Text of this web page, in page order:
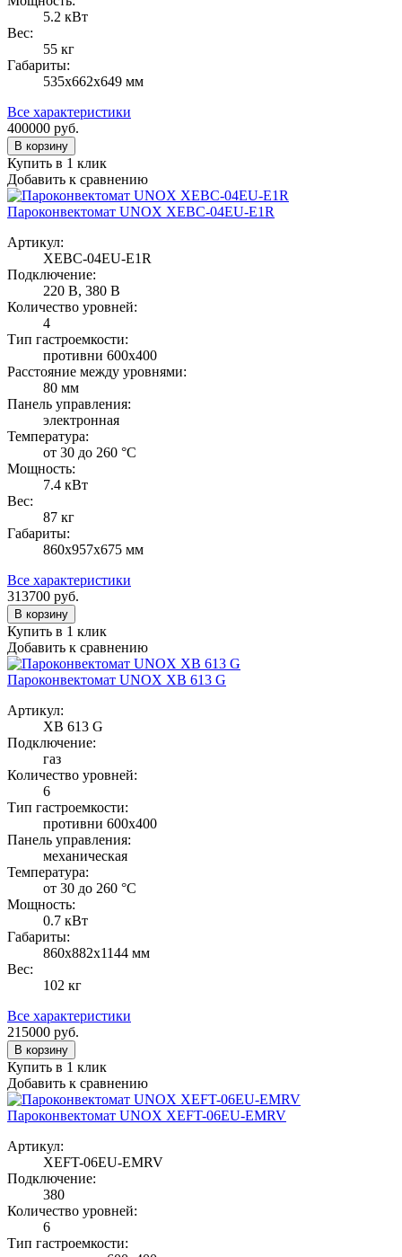
5.2 кВт
Вес:
55 кг
Габариты:
535х662х649 мм
Все характеристики
400000 руб.
В корзину
Купить в 1 клик
Добавить к сравнению
Пароконвектомат UNOX XEBC-04EU-E1R
Артикул:
XEBC-04EU-E1R
Подключение:
220 В, 380 В
Количество уровней:
4
Тип гастроемкости:
противни 600х400
Расстояние между уровнями:
80 мм
Панель управления:
электронная
Температура:
от 30 до 260 °С
Мощность:
7.4 кВт
Вес:
87 кг
Габариты:
860х957х675 мм
Все характеристики
313700 руб.
В корзину
Купить в 1 клик
Добавить к сравнению
Пароконвектомат UNOX XB 613 G
Артикул:
XB 613 G
Подключение:
газ
Количество уровней:
6
Тип гастроемкости:
противни 600х400
Панель управления:
механическая
Температура:
от 30 до 260 °С
Мощность:
0.7 кВт
Габариты:
860х882х1144 мм
Вес:
102 кг
Все характеристики
215000 руб.
В корзину
Купить в 1 клик
Добавить к сравнению
Пароконвектомат UNOX XEFT-06EU-EMRV
Артикул:
XEFT-06EU-EMRV
Подключение:
380
Количество уровней:
6
Тип гастроемкости: